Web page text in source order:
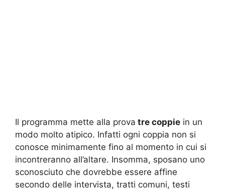
Il programma mette alla prova tre coppie in un
modo molto atipico. Infatti ogni coppia non si
conosce minimamente fino al momento in cui si
incontreranno all’altare. Insomma, sposano uno
sconosciuto che dovrebbe essere affine
secondo delle intervista, tratti comuni, testi